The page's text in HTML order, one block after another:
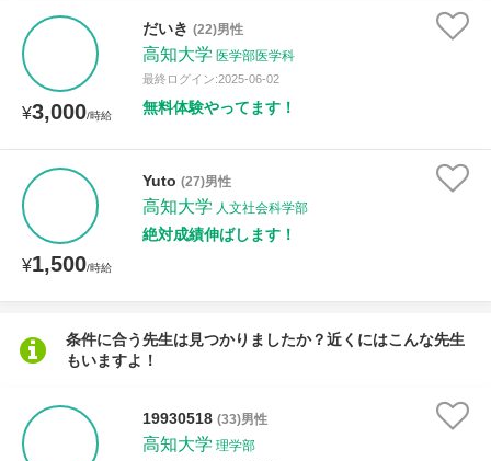
¥3,000/時給
だいき (22)男性
高知大学 医学部医学科
最終ログイン:2025-06-02
無料体験やってます！
¥1,500/時給
Yuto (27)男性
高知大学 人文社会科学部
絶対成績伸ばします！
条件に合う先生は見つかりましたか？近くにはこんな先生
もいますよ！
19930518 (33)男性
高知大学 理学部
土曜日 日曜日
所属大学
距離：15km以内
年齢：18-101歳